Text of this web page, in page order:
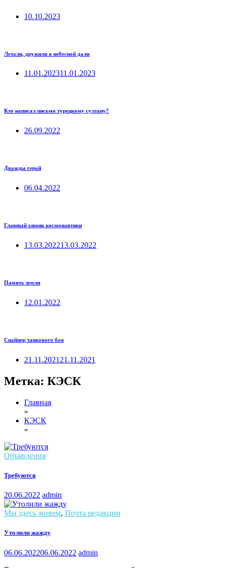
10.10.2023
Летали, дружили в небесной дали
11.01.202311.01.2023
Кто написал письмо турецкому султану?
26.09.2022
Дважды герой
06.04.2022
Главный химик космонавтики
13.03.202213.03.2022
Память земли
12.01.2022
Снайпер танкового боя
21.11.2021 21.11.2021
Метка: КЭСК
Главная
»
КЭСК
»
Объявления
Требуются
20.06.2022 admin
Мы здесь живем, Почта редакции
Утолили жажду
06.06.202206.06.2022 admin